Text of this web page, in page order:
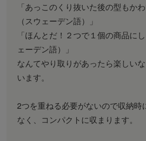
「あっこのくり抜いた後の型もか
（スウェーデン語）」
「ほんとだ！２つで１個の商品に
ェーデン語）」
なんてやり取りがあったら楽しい
います。
2つを重ねる必要がないので収納時
なく、コンパクトに収まります。